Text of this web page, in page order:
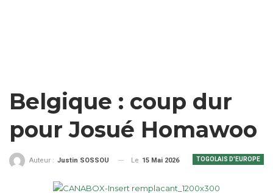
Belgique : coup dur
pour Josué Homawoo
TOGOLAIS D'EUROPE
Auteur : Justin SOSSOU Le 15 Mai 2026